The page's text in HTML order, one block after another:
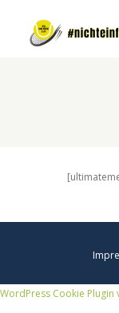
WordPress Cookie Plugin